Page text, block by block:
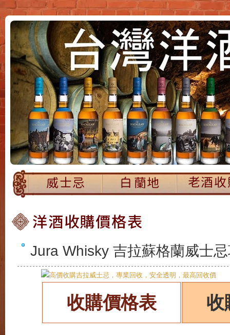
Jura Whisky 吉拉蘇格蘭威士
收購價格表 收